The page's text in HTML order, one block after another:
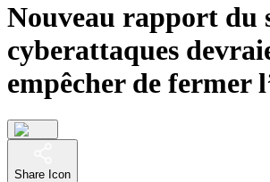
Nouveau rapport du
cyberattaques
empêcher de fermer
Share Icon